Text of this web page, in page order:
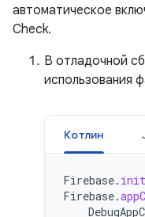
автоматическое
Check.
В отладочной
использования
Котлин
Firebase.
Firebase.